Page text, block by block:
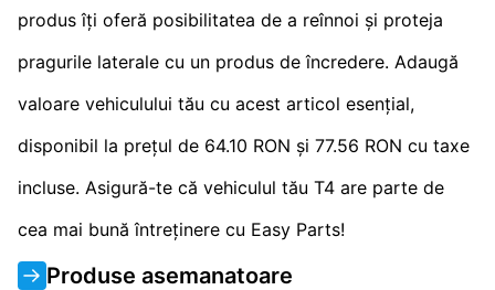
produs îți oferă posibilitatea de a reînnoi și proteja
pragurile laterale cu un produs de încredere. Adaugă
valoare vehiculului tău cu acest articol esențial,
disponibil la prețul de 64.10 RON și 77.56 RON cu taxe
incluse. Asigură-te că vehiculul tău T4 are parte de
cea mai bună întreținere cu Easy Parts!
Produse asemanatoare